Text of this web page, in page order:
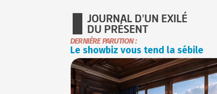
JOURNAL D'UN EXILÉ
DU PRÉSENT
DERNIÈRE PARUTION :
Le showbiz vous tend la sébile